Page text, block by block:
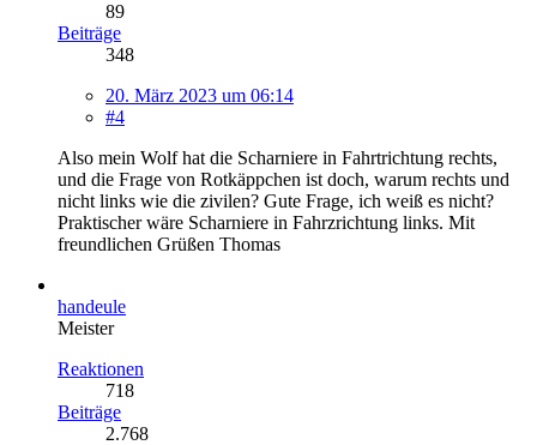
89
Beiträge
348
20. März 2023 um 06:14
#4
Also mein Wolf hat die Scharniere in Fahrtrichtung rechts,
und die Frage von Rotkäppchen ist doch, warum rechts und
nicht links wie die zivilen? Gute Frage, ich weiß es nicht?
Praktischer wäre Scharniere in Fahrzrichtung links. Mit
freundlichen Grüßen Thomas
handeule
Meister
Reaktionen
718
Beiträge
2.768